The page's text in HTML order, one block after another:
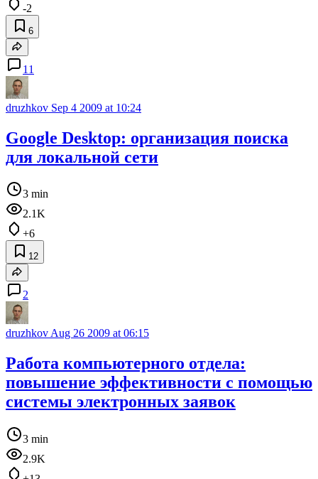
-2
6
11
druzhkov Sep 4 2009 at 10:24
Google Desktop: организация поиска
для локальной сети
3 min
2.1K
+6
12
2
druzhkovAug 26 2009 at 06:15
Работа компьютерного отдела:
повышение эффективности с помощью
системы электронных заявок
3 min
2.9K